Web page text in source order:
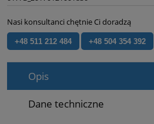
Nasi konsultanci chętnie Ci doradzą
+48 511 212 484 +48 504 354 392
Opis
Dane techniczne